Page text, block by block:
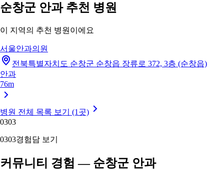
순창군 안과 추천 병원
이 지역의 추천 병원이에요
서울안과의원
전북특별자치도 순창군 순창읍 장류로 372, 3층 (순창읍)
안과
76m
병원 전체 목록 보기 (1곳)
0303
0303경험담 보기
커뮤니티 경험 — 순창군 안과